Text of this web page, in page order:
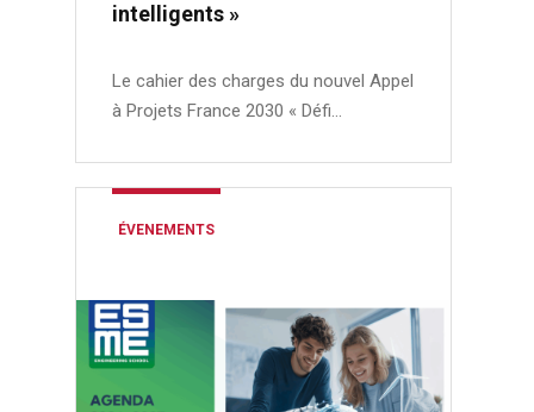
intelligents »
Le cahier des charges du nouvel Appel
à Projets France 2030 « Défi…
ÉVENEMENTS